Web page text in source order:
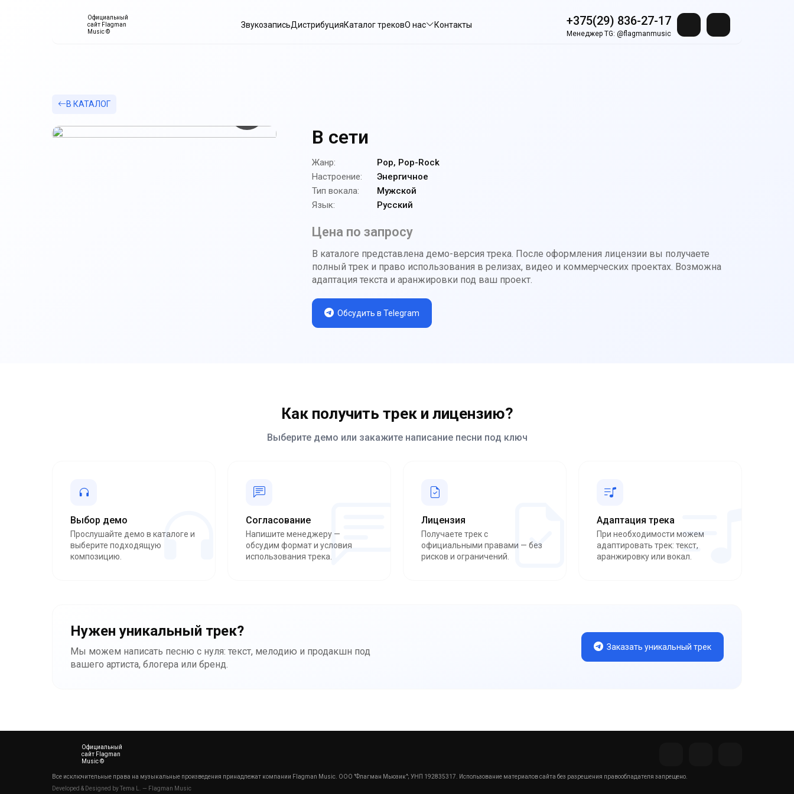
Официальный
сайт Flagman
Music ©
ЗвукозаписьДистрибуцияКаталог трековО нас Контакты +375(29) 836-27-17
Менеджер TG: @flagmanmusic
В КАТАЛОГ
В сети
Жанр:
Pop, Pop-Rock
Настроение:
Энергичное
Тип вокала:
Мужской
Язык:
Русский
Цена по запросу
В каталоге представлена демо-версия трека. После оформления лицензии вы получаете
полный трек и право использования в релизах, видео и коммерческих проектах. Возможна
адаптация текста и аранжировки под ваш проект.
Обсудить в Telegram
Как получить трек и лицензию?
Выберите демо или закажите написание песни под ключ
Выбор демо
Прослушайте демо в каталоге и
выберите подходящую
композицию.
Согласование
Напишите менеджеру —
обсудим формат и условия
использования трека.
Лицензия
Получаете трек с
официальными правами — без
рисков и ограничений.
Адаптация трека
При необходимости можем
адаптировать трек: текст,
аранжировку или вокал.
Нужен уникальный трек?
Мы можем написать песню с нуля: текст, мелодию и продакшн под
вашего артиста, блогера или бренд.
Заказать уникальный трек
Официальный
сайт Flagman
Music ©
Все исключительные права на музыкальные произведения принадлежат компании Flagman Music. ООО "Флагман Мьюзик"; УНП 192835317. Использование материалов сайта без разрешения правообладателя запрещено.
Developed & Designed by Tema L. — Flagman Music